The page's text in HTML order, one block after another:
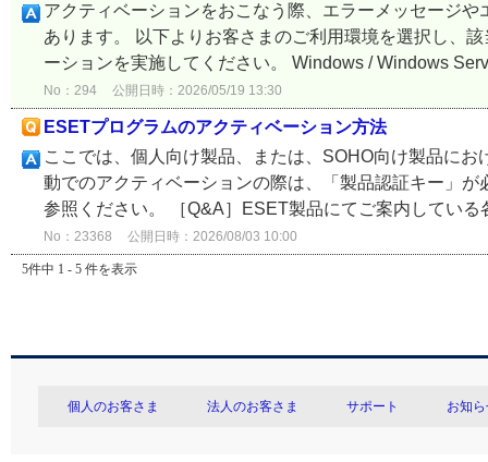
アクティベーションをおこなう際、エラーメッセージ
あります。 以下よりお客さまのご利用環境を選択し、
ーションを実施してください。 Windows / Windows
No：294 公開日時：2026/05/19 13:30
ESETプログラムのアクティベーション方法
ここでは、個人向け製品、または、SOHO向け製品に
動でのアクティベーションの際は、「製品認証キー」
参照ください。 ［Q&A］ESET製品にてご案内してい
No：23368 公開日時：2026/08/03 10:00
5件中 1 - 5 件を表示
個人のお客さま 法人のお客さま サポート お知